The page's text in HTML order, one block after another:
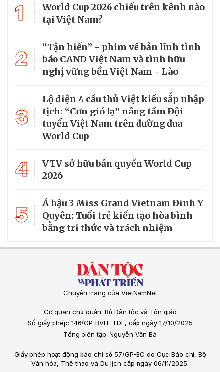
1
World Cup 2026 chiếu trên kênh nào
tại Việt Nam?
2
“Tận hiến” - phim về bản lĩnh tình
báo CAND Việt Nam và tình hữu
nghị vững bền Việt Nam - Lào
3
Lộ diện 4 cầu thủ Việt kiều sắp nhập
tịch: “Cơn gió lạ” nâng tầm Đội
tuyển Việt Nam trên đường đua
World Cup
4
VTV sở hữu bản quyền World Cup
2026
5
Á hậu 3 Miss Grand Vietnam Đinh Y
Quyên: Tuổi trẻ kiến tạo hòa bình
bằng tri thức và trách nhiệm
Chuyên trang của VietNamNet
Cơ quan chủ quản: Bộ Dân tộc và Tôn giáo
Số giấy phép: 146/GP-BVHTTDL, cấp ngày 17/10/2025
Tổng biên tập: Nguyễn Văn Bá
Giấy phép hoạt động báo chí số 57/GP-BC do Cục Báo chí, Bộ
Văn hóa, Thể thao và Du lịch cấp ngày 06/11/2025.